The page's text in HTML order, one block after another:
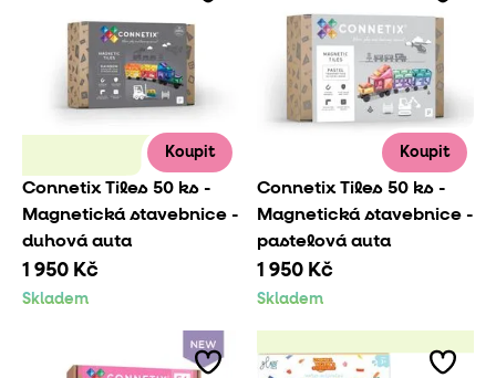
Koupit
Connetix Tiles 50 ks -
Magnetická stavebnice -
duhová auta
1 950 Kč
Skladem
Koupit
Connetix Tiles 50 ks -
Magnetická stavebnice -
pastelová auta
1 950 Kč
Skladem